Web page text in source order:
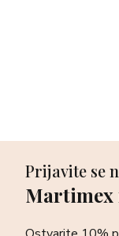
Newsletter
Prijavite se
Martimex